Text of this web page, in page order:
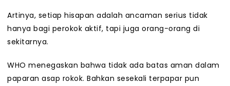
Artinya, setiap hisapan adalah ancaman serius tidak
hanya bagi perokok aktif, tapi juga orang-orang di
sekitarnya.
WHO menegaskan bahwa tidak ada batas aman dalam
paparan asap rokok. Bahkan sesekali terpapar pun